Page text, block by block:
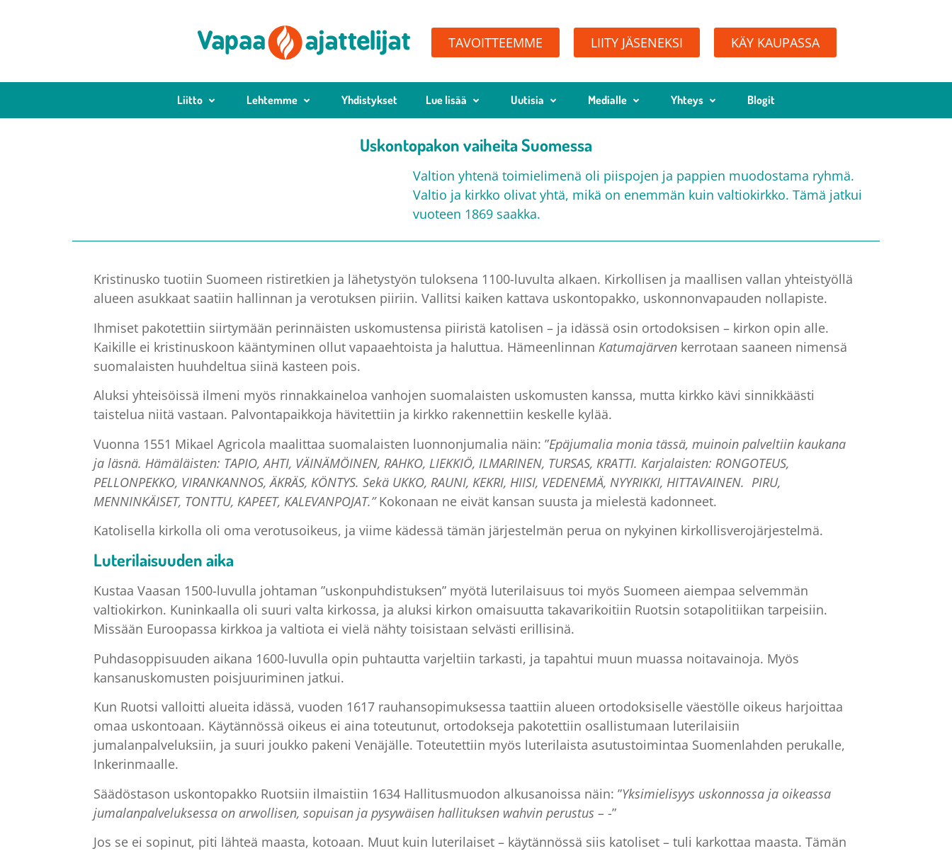
TAVOITTEEMME LIITY JÄSENEKSI KÄY KAUPASSA
Liitto Lehtemme Yhdistykset Lue lisää Uutisia Medialle Yhteys Blogit
Uskontopakon vaiheita Suomessa
Valtion yhtenä toimielimenä oli piispojen ja pappien muodostama ryhmä.
Valtio ja kirkko olivat yhtä, mikä on enemmän kuin valtiokirkko. Tämä jatkui
vuoteen 1869 saakka.
Kristinusko tuotiin Suomeen ristiretkien ja lähetystyön tuloksena 1100-luvulta alkaen. Kirkollisen ja maallisen vallan yhteistyöllä
alueen asukkaat saatiin hallinnan ja verotuksen piiriin. Vallitsi kaiken kattava uskontopakko, uskonnonvapauden nollapiste.
Ihmiset pakotettiin siirtymään perinnäisten uskomustensa piiristä katolisen – ja idässä osin ortodoksisen – kirkon opin alle.
Kaikille ei kristinuskoon kääntyminen ollut vapaaehtoista ja haluttua. Hämeenlinnan Katumajärven kerrotaan saaneen nimensä
suomalaisten huuhdeltua siinä kasteen pois.
Aluksi yhteisöissä ilmeni myös rinnakkaineloa vanhojen suomalaisten uskomusten kanssa, mutta kirkko kävi sinnikkäästi
taistelua niitä vastaan. Palvontapaikkoja hävitettiin ja kirkko rakennettiin keskelle kylää.
Vuonna 1551 Mikael Agricola maalittaa suomalaisten luonnonjumalia näin: ”Epäjumalia monia tässä, muinoin palveltiin kaukana
ja läsnä. Hämäläisten: TAPIO, AHTI, VÄINÄMÖINEN, RAHKO, LIEKKIÖ, ILMARINEN, TURSAS, KRATTI. Karjalaisten: RONGOTEUS,
PELLONPEKKO, VIRANKANNOS, ÄKRÄS, KÖNTYS. Sekä UKKO, RAUNI, KEKRI, HIISI, VEDENEMÄ, NYYRIKKI, HITTAVAINEN. PIRU,
MENNINKÄISET, TONTTU, KAPEET, KALEVANPOJAT.”Kokonaan ne eivät kansan suusta ja mielestä kadonneet.
Katolisella kirkolla oli oma verotusoikeus, ja viime kädessä tämän järjestelmän perua on nykyinen kirkollisverojärjestelmä.
Luterilaisuuden aika
Kustaa Vaasan 1500-luvulla johtaman ”uskonpuhdistuksen” myötä luterilaisuus toi myös Suomeen aiempaa selvemmän
valtiokirkon. Kuninkaalla oli suuri valta kirkossa, ja aluksi kirkon omaisuutta takavarikoitiin Ruotsin sotapolitiikan tarpeisiin.
Missään Euroopassa kirkkoa ja valtiota ei vielä nähty toisistaan selvästi erillisinä.
Puhdasoppisuuden aikana 1600-luvulla opin puhtautta varjeltiin tarkasti, ja tapahtui muun muassa noitavainoja. Myös
kansanuskomusten poisjuuriminen jatkui.
Kun Ruotsi valloitti alueita idässä, vuoden 1617 rauhansopimuksessa taattiin alueen ortodoksiselle väestölle oikeus harjoittaa
omaa uskontoaan. Käytännössä oikeus ei aina toteutunut, ortodokseja pakotettiin osallistumaan luterilaisiin
jumalanpalveluksiin, ja suuri joukko pakeni Venäjälle. Toteutettiin myös luterilaista asutustoimintaa Suomenlahden perukalle,
Inkerinmaalle.
Säädöstason uskontopakko Ruotsiin ilmaistiin 1634 Hallitusmuodon alkusanoissa näin: ”Yksimielisyys uskonnossa ja oikeassa
jumalanpalveluksessa on arwollisen, sopuisan ja pysywäisen hallituksen wahvin perustus – -”
Jos se ei sopinut, piti lähteä maasta, kotoaan. Muut kuin luterilaiset – käytännössä siis katoliset – tuli karkottaa maasta. Tämän